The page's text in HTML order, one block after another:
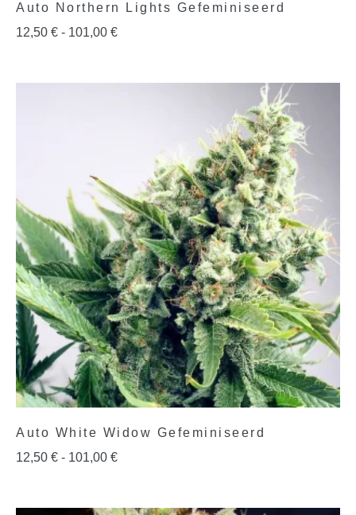
Auto Northern Lights Gefeminiseerd
12,50 € - 101,00 €
Auto White Widow Gefeminiseerd
12,50 € - 101,00 €